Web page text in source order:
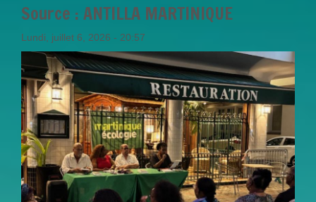
Source : ANTILLA MARTINIQUE
Lundi, juillet 6, 2026 - 20:57